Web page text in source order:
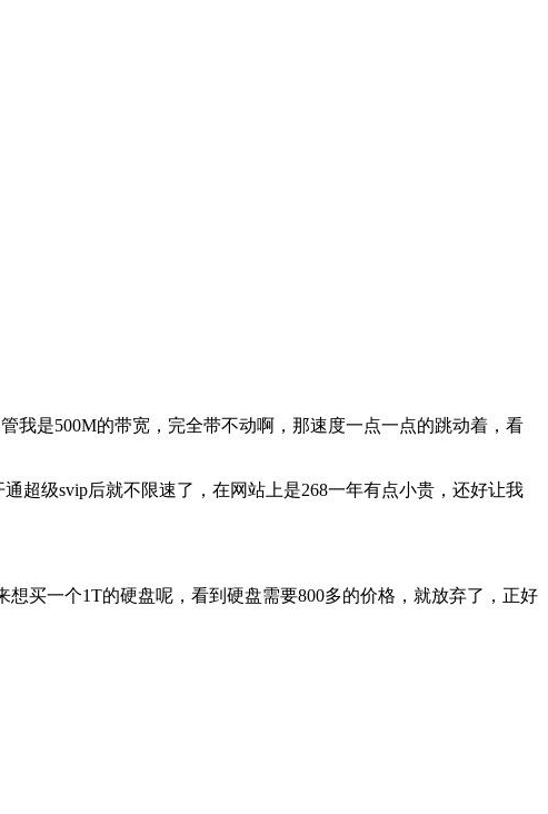
我是500M的带宽，完全带不动啊，那速度一点一点的跳动着，看
超级svip后就不限速了，在网站上是268一年有点小贵，还好让我
买一个1T的硬盘呢，看到硬盘需要800多的价格，就放弃了，正好